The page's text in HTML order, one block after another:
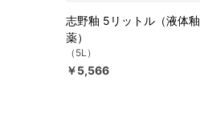
志野釉 5リットル（液体釉
薬）
（5L）
￥5,566